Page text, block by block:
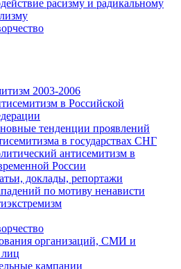
расизму и радикальному
2003-2006
в Российской
тенденции проявлений
в государствах СНГ
антисемитизм в
России
доклады, репортажи
по мотиву ненависти
организаций, СМИ и
кампании